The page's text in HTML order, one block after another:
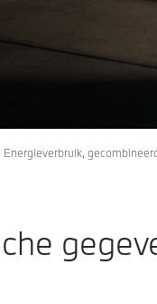
Nu ontdekken